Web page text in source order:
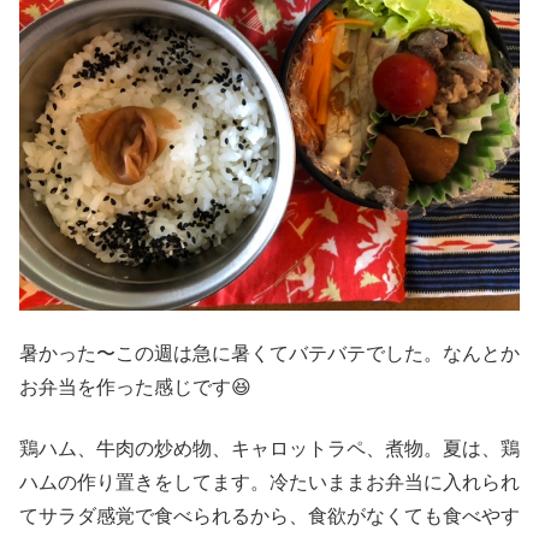
暑かった〜この週は急に暑くてバテバテでした。なんとか
お弁当を作った感じです😆
鶏ハム、牛肉の炒め物、キャロットラペ、煮物。夏は、鶏
ハムの作り置きをしてます。冷たいままお弁当に入れられ
てサラダ感覚で食べられるから、食欲がなくても食べやす